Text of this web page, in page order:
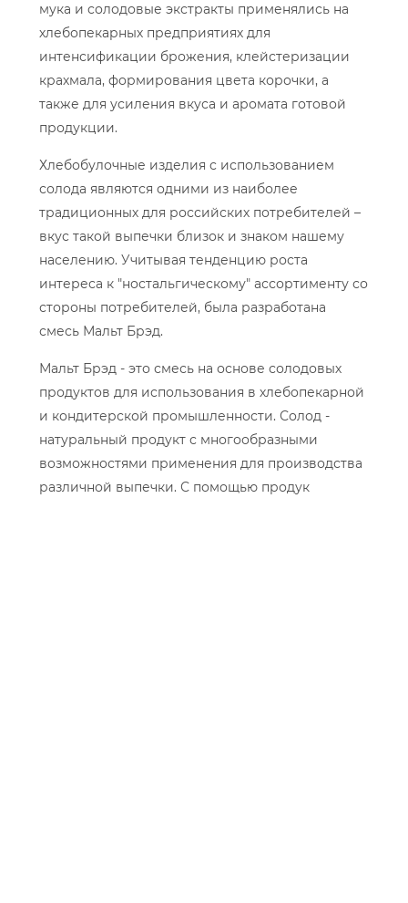
мука и солодовые экстракты применялись на
хлебопекарных предприятиях для
интенсификации брожения, клейстеризации
крахмала, формирования цвета корочки, а
также для усиления вкуса и аромата готовой
продукции.
Хлебобулочные изделия с использованием
солода являются одними из наиболее
традиционных для российских потребителей –
вкус такой выпечки близок и знаком нашему
населению. Учитывая тенденцию роста
интереса к "ностальгическому" ассортименту со
стороны потребителей, была разработана
смесь Мальт Брэд.
Мальт Брэд - это смесь на основе солодовых
продуктов для использования в хлебопекарной
и кондитерской промышленности. Солод -
натуральный продукт с многообразными
возможностями применения для производства
различной выпечки. С помощью продук